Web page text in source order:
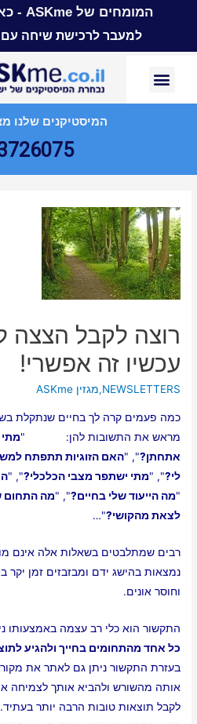
המומחים של ASKme - כאן, במיוחד בשבילך
למעבר לרכישת שיחה עם
המיסטיקנים שלנו
רוצה לקבל הצצה
עכשיו זה אפשרי!
NEWSLETTERS
,מגזין ASKme
כמה פעמים קרה לך בחיים שנתקלת
מראש את התשובות להן: "
אתחתן?", "האם הזוגיות תתפתח
לי?", "מתי ישתפר מצבי הכלכלי?", "
"מה הייעוד שלי בחיים?", "מה התחום
לצאת מהקושי?"…
רבים שמתלבטים בשאלות אלה אינם
נמצאות בהישג ידם ומבזבזים זמן יקר
וחוסר אונים.
התקשור הוא כלי רב עצמה באמצעותו
כל אחד מהתחומים בחייך ולהגיע
בעזרת התקשור ניתן גם לאתר את
אותה מהשורש ולהביא אותך לצמיחה
לקבל תוצאות טובות הרבה יותר